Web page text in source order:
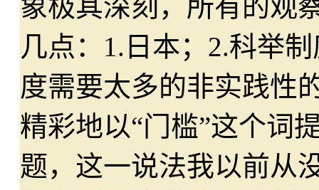
象极其深刻，所有的观
几点：1.日本；2.科举
度需要太多的非实践性
精彩地以“门槛”这个词
题，这一说法我以前从